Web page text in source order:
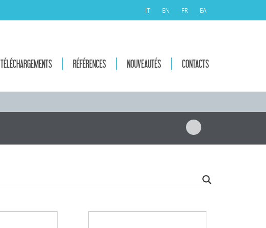
IT EN FR ΕΛ
TÉLÉCHARGEMENTS RÉFÉRENCES NOUVEAUTÉS CONTACTS